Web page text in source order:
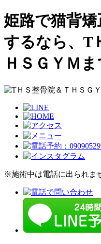
姫路で猫背
するなら、T
ＨＳＧＹＭま
※施術中は電話に出られま